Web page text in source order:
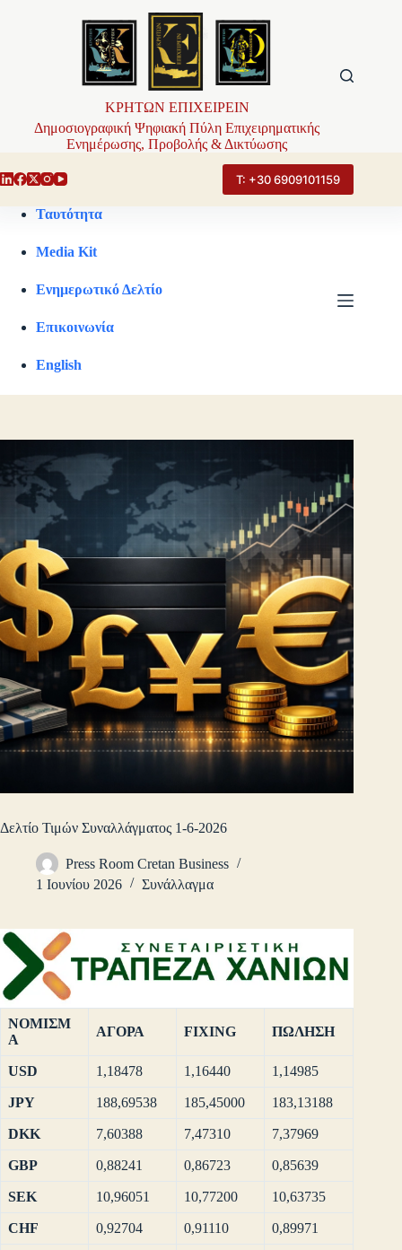
ΚΡΗΤΩΝ ΕΠΙΧΕΙΡΕΙΝ
Δημοσιογραφική Ψηφιακή Πύλη Επιχειρηματικής
Ενημέρωσης, Προβολής & Δικτύωσης
Τ: +30 6909101159
Ταυτότητα
Media Kit
Ενημερωτικό Δελτίο
Επικοινωνία
English
Δελτίο Τιμών Συναλλάγματος 1-6-2026
Press Room Cretan Business
1 Ιουνίου 2026
Συνάλλαγμα
ΝΟΜΙΣΜ
Α
ΑΓΟΡΑ FIXING ΠΩΛΗΣΗ
USD 1,18478 1,16440 1,14985
JPY 188,69538 185,45000 183,13188
DKK 7,60388 7,47310 7,37969
GBP 0,88241 0,86723 0,85639
SEK 10,96051 10,77200 10,63735
CHF 0,92704 0,91110 0,89971